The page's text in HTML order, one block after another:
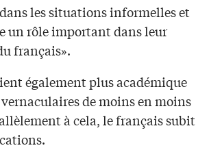
les situations informelles et
un rôle important dans leur
français».
également plus académique
de moins en moins
à cela, le français subit